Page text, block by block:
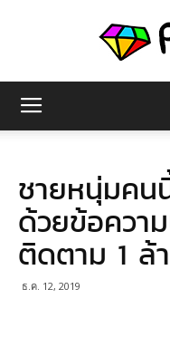
ชายหนุ่มคน
ด้วยข้อควา
ติดตาม 1 ล้
ธ.ค. 12, 2019